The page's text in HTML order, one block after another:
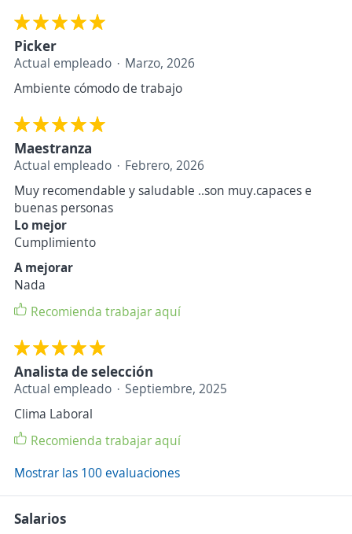
Picker
Actual empleado
Marzo, 2026
Ambiente cómodo de trabajo
Maestranza
Actual empleado
Febrero, 2026
Muy recomendable y saludable ..son muy.capaces e
buenas personas
Lo mejor
Cumplimiento
A mejorar
Nada
Recomienda trabajar aquí
Analista de selección
Actual empleado
Septiembre, 2025
Clima Laboral
Recomienda trabajar aquí
Mostrar las 100 evaluaciones
Salarios